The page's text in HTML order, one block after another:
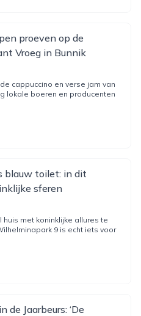
proeven op de
Vroeg in Bunnik
cappuccino en verse jam van
lokale boeren en producenten
blauw toilet: in dit
sferen
met koninklijke allures te
9 is echt iets voor
de Jaarbeurs: ‘De